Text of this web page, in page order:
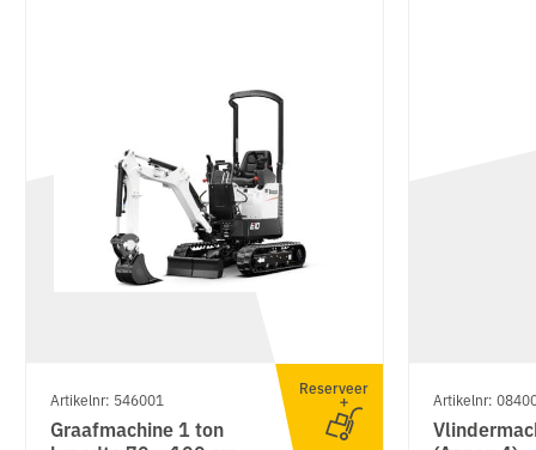
Artikelnr: 546001
Graafmachine 1 ton
Reserveer
Artikelnr: